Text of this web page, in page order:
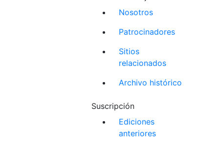
Nosotros
Patrocinadores
Sitios
relacionados
Archivo histórico
Suscripción
Ediciones
anteriores